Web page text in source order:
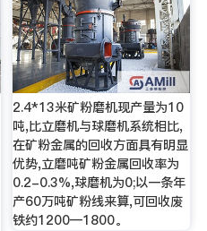
2.4*13米矿粉磨机现产量为10
吨,比立磨机与球磨机系统相比,
在矿粉金属的回收方面具有明显
优势,立磨吨矿粉金属回收率为
0.2-0.3%,球磨机为0;以一条年
产60万吨矿粉线来算,可回收废
铁约1200—1800。